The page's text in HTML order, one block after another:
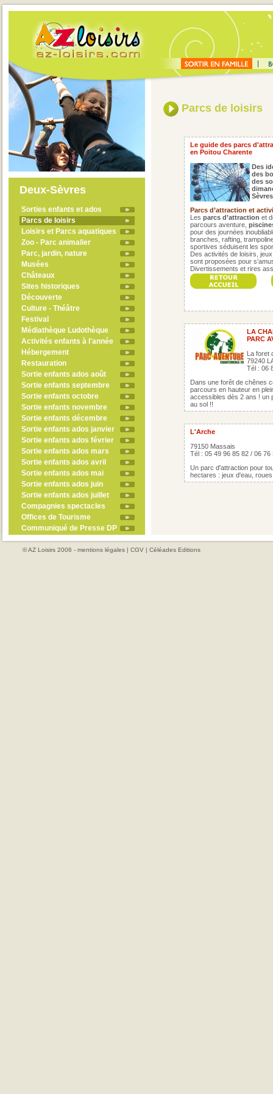
Deux-Sèvres
Sorties enfants et ados
Parcs de loisirs
Loisirs et Parcs aquatiques
Zoo - Parc animalier
Parc, jardin, nature
Musées
Châteaux
Sites historiques
Découverte
Culture - Théâtre
Festival
Médiathèque Ludothèque
Activités enfants à l'année
Hébergement
Restauration
Sortie enfants ados août
Sortie enfants septembre
Sortie enfants octobre
Sortie enfants novembre
Sortie enfants décembre
Sortie enfants ados janvier
Sortie enfants ados février
Sortie enfants ados mars
Sortie enfants ados avril
Sortie enfants ados mai
Sortie enfants ados juin
Sortie enfants ados juillet
Compagnies spectacles
Offices de Tourisme
Communiqué de Presse DP
Parcs de loisirs
Le guide des parcs
en Poitou Charente
Des
des
des
Parcs d’attraction et
Les parcs d’attraction et
parcours aventure,
pour des journées
branches, rafting,
sportives séduisent les
Des activités de loisirs,
sont proposées pour
Divertissements et rires
LA
PARC
La foret
79240
Tél : 06
Dans une forêt de chênes
parcours en hauteur en
accessibles dès 2 ans ! un
au sol !!
L'Arche
79150 Massais
Tél : 05 49 96 85 82 / 06 76
Un parc d'attraction pour
hectares : jeux d'eau,
© AZ Loisirs 2006 - mentions légales | CGV | Céléades Editions